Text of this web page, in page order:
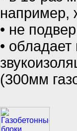
например,
• не
•
(300мм